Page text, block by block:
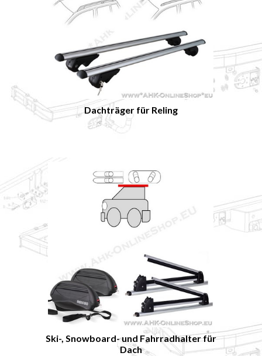
Dachträger für Reling
Ski-, Snowboard- und Fahrradhalter für
Dach